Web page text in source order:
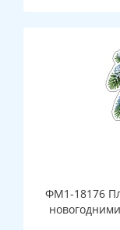
ФМ1-18176